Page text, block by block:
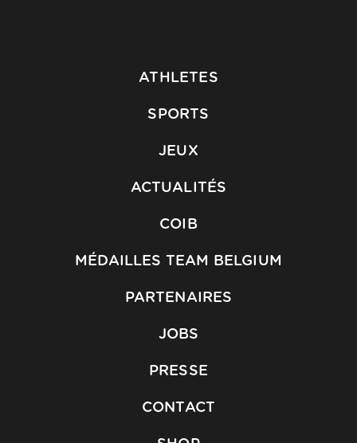
ATHLETES
SPORTS
JEUX
ACTUALITÉS
COIB
MÉDAILLES TEAM BELGIUM
PARTENAIRES
JOBS
PRESSE
CONTACT